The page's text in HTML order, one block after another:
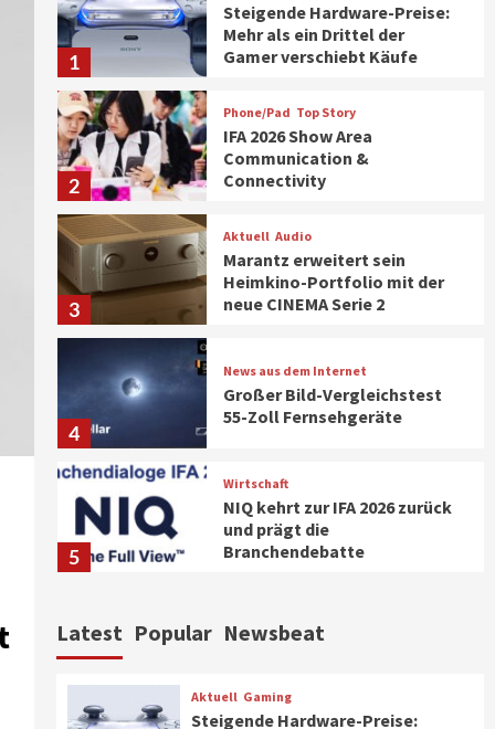
1
Steigende Hardware-Preise:
Mehr als ein Drittel der
Gamer verschiebt Käufe
2
Phone/Pad Top Story
IFA 2026 Show Area
Communication &
Connectivity
3
Aktuell Audio
Marantz erweitert sein
Heimkino-Portfolio mit der
neue CINEMA Serie 2
4
News aus dem Internet
Großer Bild-Vergleichstest
55-Zoll Fernsehgeräte
5
Wirtschaft
NIQ kehrt zur IFA 2026 zurück
und prägt die
Branchendebatte
6
CHERRY baut Vertriebsteam
Latest Popular Newsbeat
Aktuell Gaming
Steigende Hardware-Preise: